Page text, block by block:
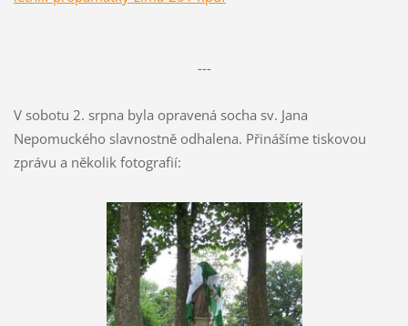
---
V sobotu 2. srpna byla opravená socha sv. Jana
Nepomuckého slavnostně odhalena. Přinášíme tiskovou
zprávu a několik fotografií: